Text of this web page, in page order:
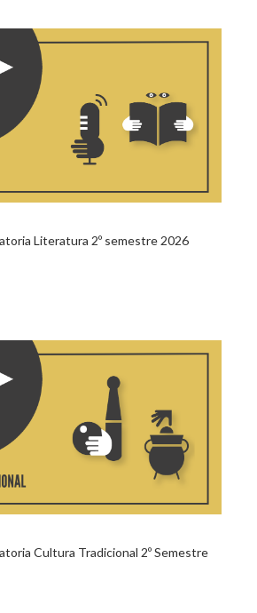
Literatura 2º semestre 2026
Cultura Tradicional 2º Semestre